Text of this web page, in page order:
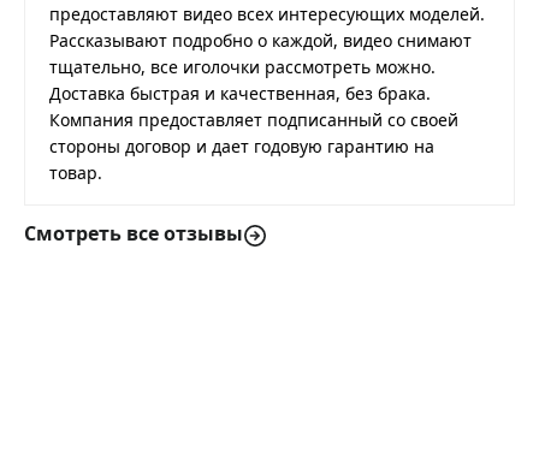
предоставляют видео всех интересующих моделей.
Рассказывают подробно о каждой, видео снимают
тщательно, все иголочки рассмотреть можно.
Доставка быстрая и качественная, без брака.
Компания предоставляет подписанный со своей
стороны договор и дает годовую гарантию на
товар.
Смотреть все отзывы